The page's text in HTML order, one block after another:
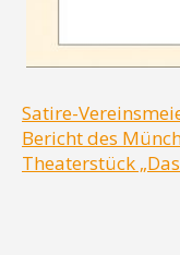
Satire-
Bericht des
Theaterstück